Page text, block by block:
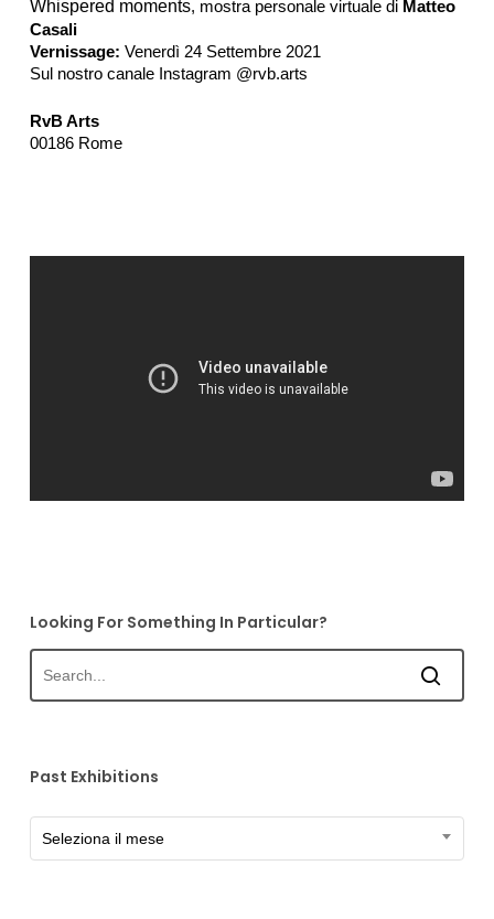
Whispered moments, mostra personale virtuale di Matteo
Casali
Vernissage: Venerdì 24 Settembre 2021
Sul nostro canale Instagram @rvb.arts
RvB Arts
00186 Rome
Looking For Something In Particular?
Past Exhibitions
Exhibitions
Seleziona il mese